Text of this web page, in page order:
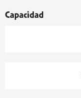
Capacidad